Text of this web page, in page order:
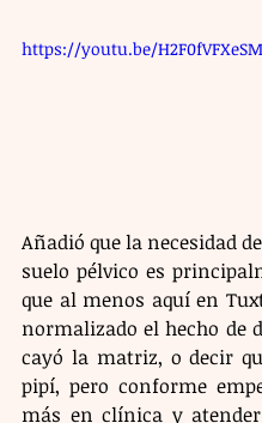
https://youtu.be/H2F0fVFXeSM
Añadió que la necesidad
suelo pélvico es
que al menos aquí en
normalizado el hecho de
cayó la matriz, o decir
pipí, pero conforme
más en clínica y